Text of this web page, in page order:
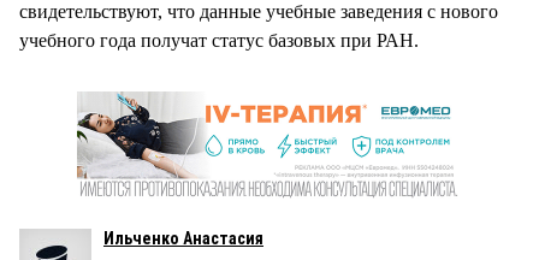
свидетельствуют, что данные учебные заведения с нового
учебного года получат статус базовых при РАН.
Ильченко Анастасия